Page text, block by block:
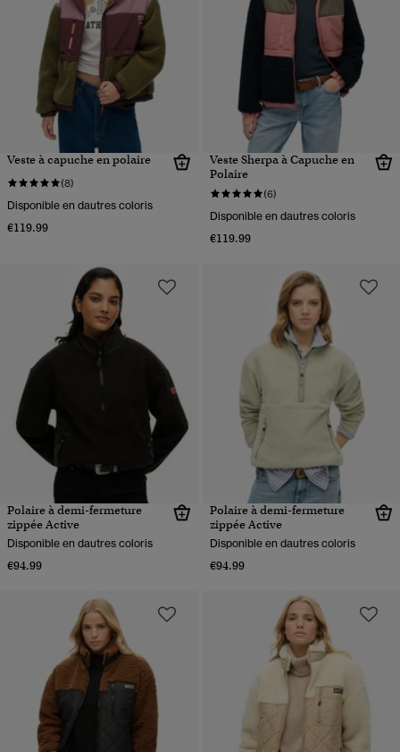
Veste à capuche en polaire
(8)
Disponible en dautres coloris
€119.99
Veste Sherpa à Capuche en
Polaire
(6)
Disponible en dautres coloris
€119.99
Polaire à demi-fermeture
zippée Active
Disponible en dautres coloris
€94.99
Polaire à demi-fermeture
zippée Active
Disponible en dautres coloris
€94.99